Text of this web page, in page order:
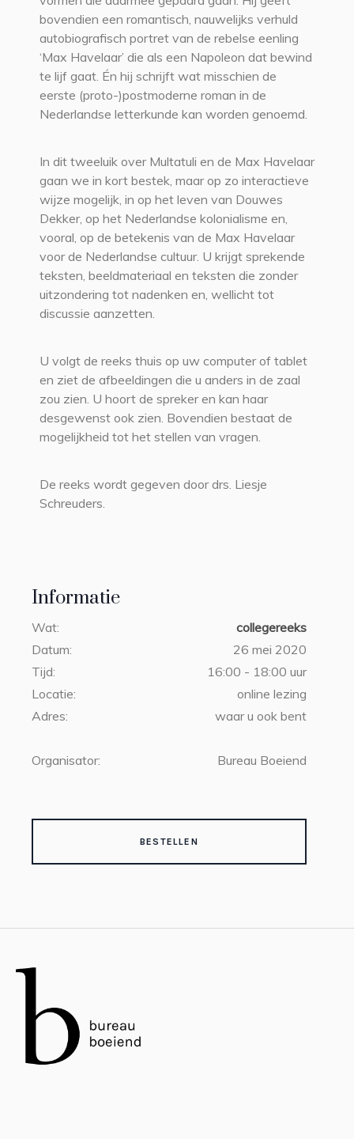
Informatie
Wat:
collegereeks
Datum:
26 mei 2020
Tijd:
16:00 - 18:00 uur
Locatie:
online lezing
Adres:
waar u ook bent
Organisator: Bureau Boeiend
BESTELLEN
bovendien een romantisch, nauwelijks verhuld
autobiografisch portret van de rebelse eenling
‘Max Havelaar’ die als een Napoleon dat bewind
te lijf gaat. Én hij schrijft wat misschien de
eerste (proto-)postmoderne roman in de
Nederlandse letterkunde kan worden genoemd.
In dit tweeluik over Multatuli en de Max Havelaar
gaan we in kort bestek, maar op zo interactieve
wijze mogelijk, in op het leven van Douwes
Dekker, op het Nederlandse kolonialisme en,
vooral, op de betekenis van de Max Havelaar
voor de Nederlandse cultuur. U krijgt sprekende
teksten, beeldmateriaal en teksten die zonder
uitzondering tot nadenken en, wellicht tot
discussie aanzetten.
U volgt de reeks thuis op uw computer of tablet
en ziet de afbeeldingen die u anders in de zaal
zou zien. U hoort de spreker en kan haar
desgewenst ook zien. Bovendien bestaat de
mogelijkheid tot het stellen van vragen.
De reeks wordt gegeven door drs. Liesje
Schreuders.